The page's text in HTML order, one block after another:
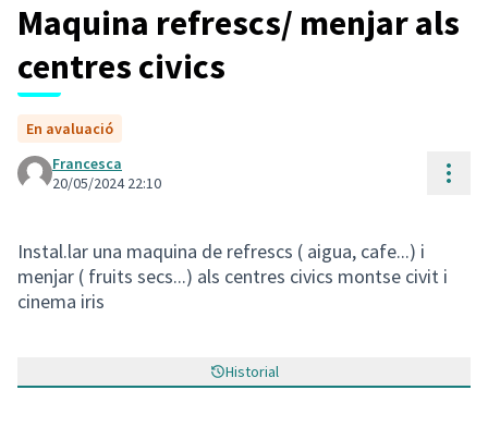
Maquina refrescs/ menjar als
centres civics
En avaluació
Francesca
20/05/2024 22:10
Instal.lar una maquina de refrescs ( aigua, cafe...) i
menjar ( fruits secs...) als centres civics montse civit i
cinema iris
Historial